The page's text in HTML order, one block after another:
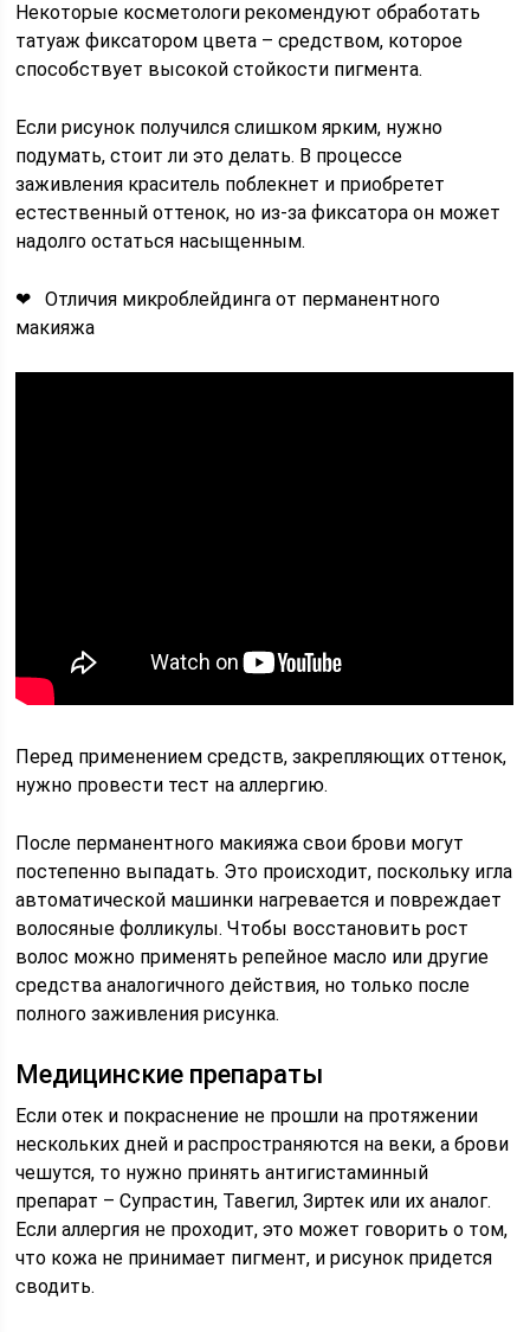
Некоторые косметологи рекомендуют обработать
татуаж фиксатором цвета – средством, которое
способствует высокой стойкости пигмента.
Если рисунок получился слишком ярким, нужно
подумать, стоит ли это делать. В процессе
заживления краситель поблекнет и приобретет
естественный оттенок, но из-за фиксатора он может
надолго остаться насыщенным.
❤ Отличия микроблейдинга от перманентного
макияжа
Перед применением средств, закрепляющих оттенок,
нужно провести тест на аллергию.
После перманентного макияжа свои брови могут
постепенно выпадать. Это происходит, поскольку игла
автоматической машинки нагревается и повреждает
волосяные фолликулы. Чтобы восстановить рост
волос можно применять репейное масло или другие
средства аналогичного действия, но только после
полного заживления рисунка.
Медицинские препараты
Если отек и покраснение не прошли на протяжении
нескольких дней и распространяются на веки, а брови
чешутся, то нужно принять антигистаминный
препарат – Супрастин, Тавегил, Зиртек или их аналог.
Если аллергия не проходит, это может говорить о том,
что кожа не принимает пигмент, и рисунок придется
сводить.